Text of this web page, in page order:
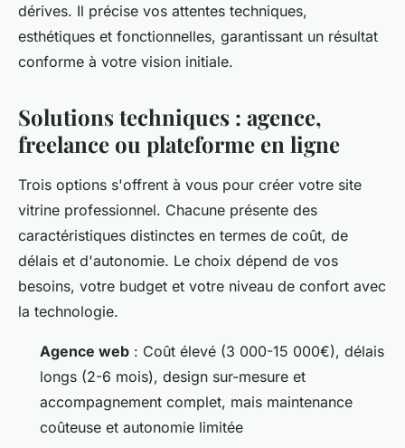
dérives. Il précise vos attentes techniques,
esthétiques et fonctionnelles, garantissant un résultat
conforme à votre vision initiale.
Solutions techniques : agence,
freelance ou plateforme en ligne
Trois options s'offrent à vous pour créer votre site
vitrine professionnel. Chacune présente des
caractéristiques distinctes en termes de coût, de
délais et d'autonomie. Le choix dépend de vos
besoins, votre budget et votre niveau de confort avec
la technologie.
Agence web : Coût élevé (3 000-15 000€), délais
longs (2-6 mois), design sur-mesure et
accompagnement complet, mais maintenance
coûteuse et autonomie limitée